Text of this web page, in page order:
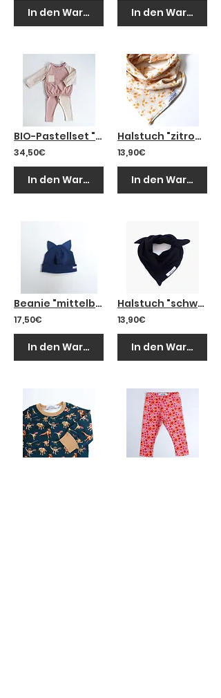
In den Warenkorb In den Warenkorb
BIO-Pastellset "rose"
34,50€
In den Warenkorb
Halstuch "zitrone"
13,90€
In den Warenkorb
Beanie "mittelblau"
17,50€
In den Warenkorb
Halstuch "schwarz"
13,90€
In den Warenkorb